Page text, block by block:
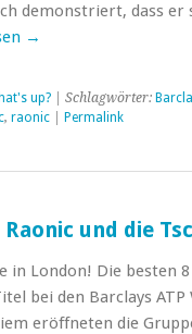
demonstriert, dass
→
up?| Schlagwörter:
, raonic| Permalink
und die
in London! Die besten
bei den Barclays
eröffneten die